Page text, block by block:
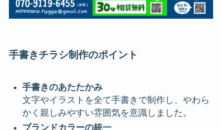
手書きチラシ制作のポイント
手書きのあたたかみ
文字やイラストを全て手書きで制作し、やわら
かく親しみやすい雰囲気を意識しました。
ブランドカラーの統一